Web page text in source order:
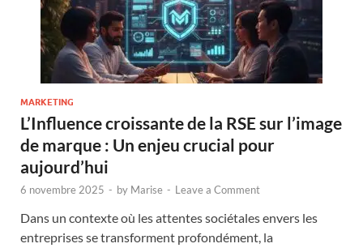
MARKETING
L’Influence croissante de la RSE sur l’image
de marque : Un enjeu crucial pour
aujourd’hui
6 novembre 2025 - by Marise - Leave a Comment
Dans un contexte où les attentes sociétales envers les
entreprises se transforment profondément, la